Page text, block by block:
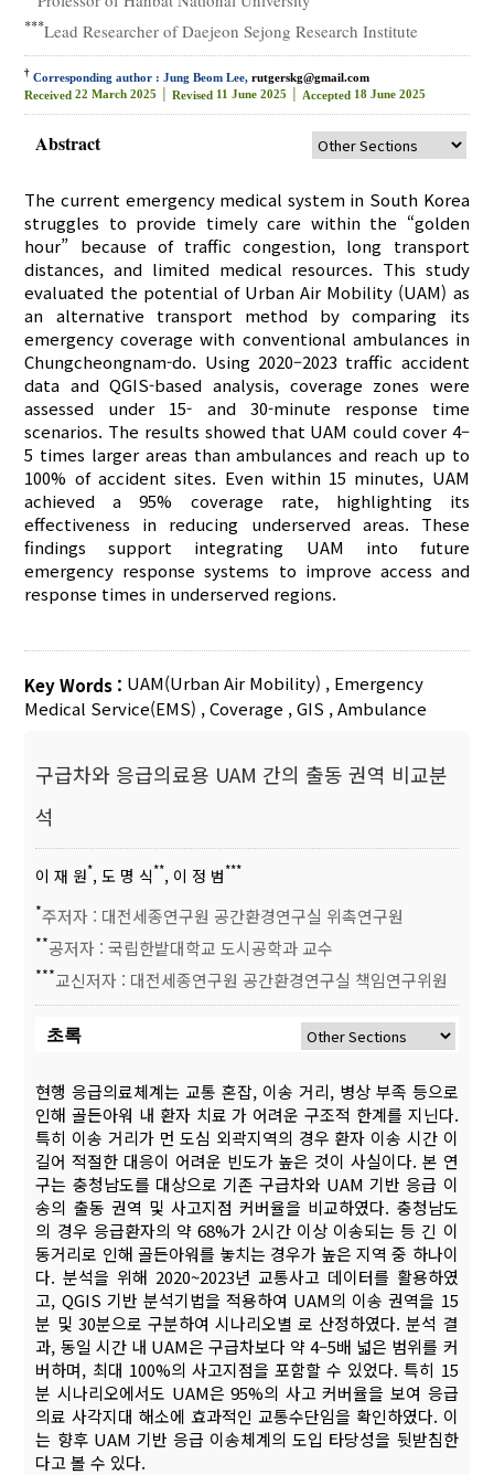
***Lead Researcher of Daejeon Sejong Research Institute
† Corresponding author : Jung Beom Lee,rutgerskg@gmail.com
Received 22 March 2025 │Revised 11 June 2025 │ Accepted 18 June 2025
Abstract
The current emergency medical system in South Korea
struggles to provide timely care within the “golden
hour” because of traffic congestion, long transport
distances, and limited medical resources. This study
evaluated the potential of Urban Air Mobility (UAM) as
an alternative transport method by comparing its
emergency coverage with conventional ambulances in
Chungcheongnam-do. Using 2020–2023 traffic accident
data and QGIS-based analysis, coverage zones were
assessed under 15- and 30-minute response time
scenarios. The results showed that UAM could cover 4–
5 times larger areas than ambulances and reach up to
100% of accident sites. Even within 15 minutes, UAM
achieved a 95% coverage rate, highlighting its
effectiveness in reducing underserved areas. These
findings support integrating UAM into future
emergency response systems to improve access and
response times in underserved regions.
Key Words : UAM(Urban Air Mobility) , Emergency
Medical Service(EMS) ,Coverage ,GIS ,Ambulance
구급차와 응급의료용 UAM 간의 출동 권역 비교분
석
이 재 원*, 도 명 식**, 이 정 범***
*주저자 : 대전세종연구원 공간환경연구실 위촉연구원
**공저자 : 국립한밭대학교 도시공학과 교수
***교신저자 : 대전세종연구원 공간환경연구실 책임연구위원
초록
현행 응급의료체계는 교통 혼잡, 이송 거리, 병상 부족 등으로
인해 골든아워 내 환자 치료 가 어려운 구조적 한계를 지닌다.
특히 이송 거리가 먼 도심 외곽지역의 경우 환자 이송 시간 이
길어 적절한 대응이 어려운 빈도가 높은 것이 사실이다. 본 연
구는 충청남도를 대상으로 기존 구급차와 UAM 기반 응급 이
송의 출동 권역 및 사고지점 커버율을 비교하였다. 충청남도
의 경우 응급환자의 약 68%가 2시간 이상 이송되는 등 긴 이
동거리로 인해 골든아워를 놓치는 경우가 높은 지역 중 하나이
다. 분석을 위해 2020~2023년 교통사고 데이터를 활용하였
고, QGIS 기반 분석기법을 적용하여 UAM의 이송 권역을 15
분 및 30분으로 구분하여 시나리오별 로 산정하였다. 분석 결
과, 동일 시간 내 UAM은 구급차보다 약 4–5배 넓은 범위를 커
버하며, 최대 100%의 사고지점을 포함할 수 있었다. 특히 15
분 시나리오에서도 UAM은 95%의 사고 커버율을 보여 응급
의료 사각지대 해소에 효과적인 교통수단임을 확인하였다. 이
는 향후 UAM 기반 응급 이송체계의 도입 타당성을 뒷받침한
다고 볼 수 있다.